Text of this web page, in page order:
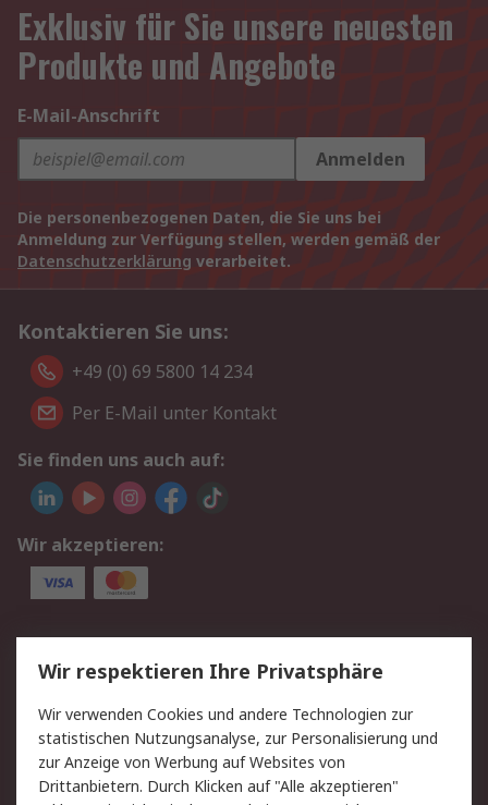
Exklusiv für Sie unsere neuesten
Produkte und Angebote
E-Mail-Anschrift
Anmelden
Die personenbezogenen Daten, die Sie uns bei
Anmeldung zur Verfügung stellen, werden gemäß der
Datenschutzerklärung verarbeitet.
Kontaktieren Sie uns:
+49 (0) 69 5800 14 234
Per E-Mail unter Kontakt
Sie finden uns auch auf:
Wir akzeptieren:
Service
Value Added Services
Lieferlösungen
Rücksendungen
Kontakt
Hilfe
Privatkunden
Wir respektieren Ihre Privatsphäre
Wir verwenden Cookies und andere Technologien zur
statistischen Nutzungsanalyse, zur Personalisierung und
zur Anzeige von Werbung auf Websites von
Drittanbietern. Durch Klicken auf "Alle akzeptieren"